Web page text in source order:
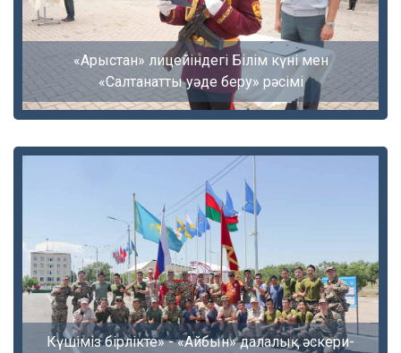
«Арыстан» лицейіндегі Білім күні мен
«Салтанатты уәде беру» рәсімі
Күшіміз бірлікте» - «Айбын» далалық әскери-